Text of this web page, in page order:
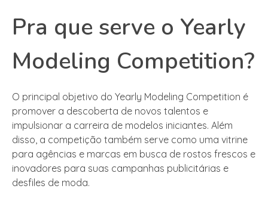
Pra que serve o Yearly
Modeling Competition?
O principal objetivo do Yearly Modeling Competition é
promover a descoberta de novos talentos e
impulsionar a carreira de modelos iniciantes. Além
disso, a competição também serve como uma vitrine
para agências e marcas em busca de rostos frescos e
inovadores para suas campanhas publicitárias e
desfiles de moda.